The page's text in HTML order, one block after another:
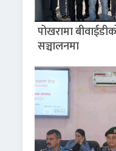
पोखरामा
सञ्चालनमा